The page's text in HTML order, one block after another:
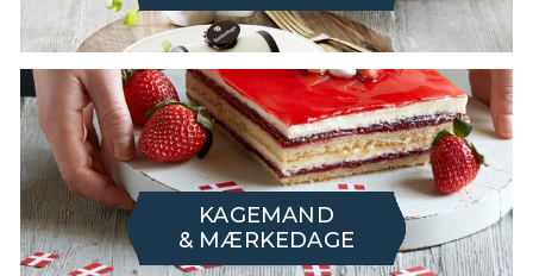
KAGEMAND
& MÆRKEDAGE